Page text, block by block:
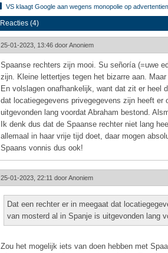
VS klaagt Google aan wegens monopolie op
Reacties (4)
25-01-2023, 13:46 doorAnoniem
Spaanse rechters zijn mooi. Su señoría (=uwe
zijn. Kleine lettertjes tegen het bizarre aan.
En volslagen onafhankelijk, want dat zit er heel
dat locatiegegevens privegegevens zijn heeft
uitgevonden lang voordat Abraham bestond.
Ik denk dus dat de Spaanse rechter niet lang
allemaal in haar vrije tijd doet, daar mogen
Spaans vonnis dus ook!
25-01-2023, 22:11 doorAnoniem
Dat een rechter er in meegaat dat
van mosterd al in Spanje is uitgevonden lang
Zou het mogelijk iets van doen hebben met